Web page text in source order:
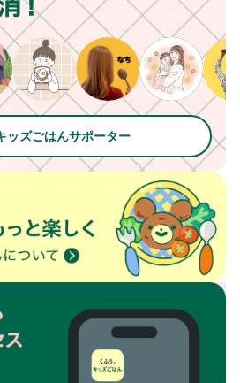
ッズごはんサポーター